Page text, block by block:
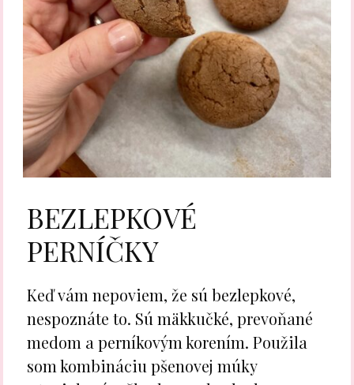
BEZLEPKOVÉ
PERNÍČKY
Keď vám nepoviem, že sú bezlepkové,
nespoznáte to. Sú mäkkučké, prevoňané
medom a perníkovým korením. Použila
som kombináciu pšenovej múky